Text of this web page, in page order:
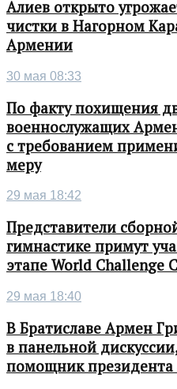
Алиев открыто
чистки в Нагорном
Армении
30 мая 08:33
По факту похищения
военнослужащих
с требованием
меру
29 мая 18:42
Представители
гимнастике примут
этапе World Challenge
29 мая 18:40
В Братиславе Армен
в панельной
помощник